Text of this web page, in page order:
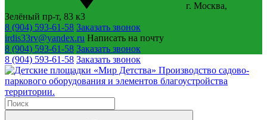
г. Москва,
Зелёный пр-т, 83 к3
8 (904) 593-61-58 Заказать звонок
irdis33rv@yandex.ru Написать на почту
8 (904) 593-61-58 Заказать звонок
8 (904) 593-61-58 Заказать звонок
Производство садово-
паркового оборудования и элементов благоустройства
территории.